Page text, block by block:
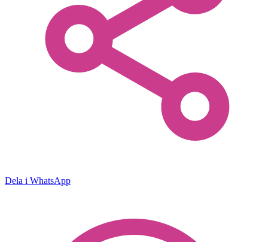
Dela i WhatsApp